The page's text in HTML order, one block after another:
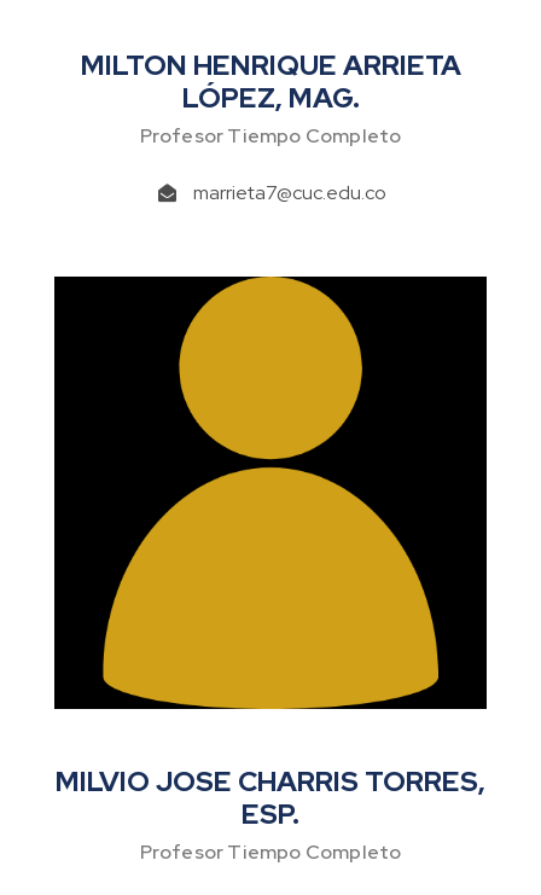
MILTON HENRIQUE ARRIETA
LÓPEZ, MAG.
Profesor Tiempo Completo
marrieta7@cuc.edu.co
MILVIO JOSE CHARRIS TORRES,
ESP.
Profesor Tiempo Completo